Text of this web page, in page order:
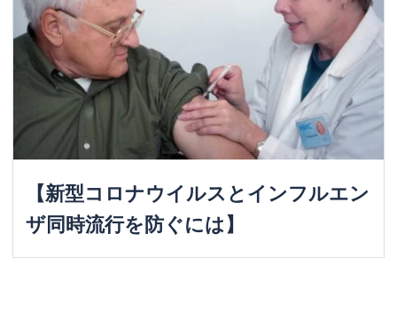
【新型コロナウイルスとインフルエン
ザ同時流行を防ぐには】